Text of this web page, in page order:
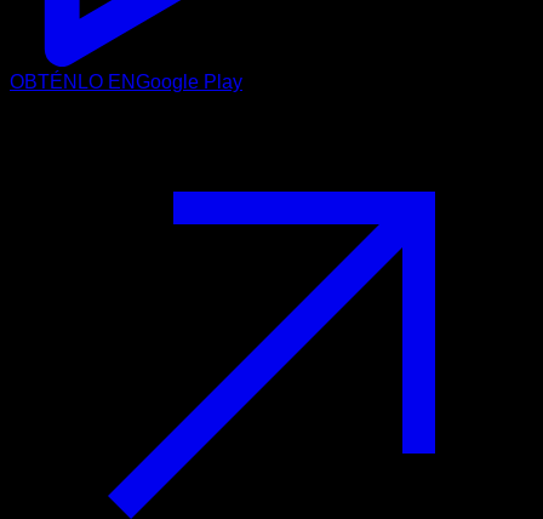
OBTÉNLO ENGoogle Play